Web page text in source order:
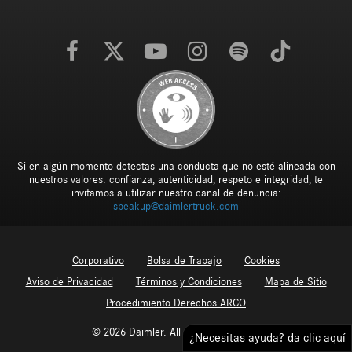
Si en algún momento detectas una conducta que no esté alineada con
nuestros valores: confianza, autenticidad, respeto e integridad, te
invitamos a utilizar nuestro canal de denuncia:
speakup@daimlertruck.com
Corporativo Bolsa de Trabajo
Cookies
Aviso de Privacidad
Términos y Condiciones
Mapa de Sitio
Procedimiento Derechos ARCO
© 2026 Daimler. All Rights Reserved.¿Necesitas ayuda? da clic aquí